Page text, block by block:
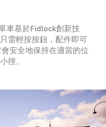
車基於Fidlock創新技
需輕按按鈕，配件即可
安全地保持在適當的位
徑。